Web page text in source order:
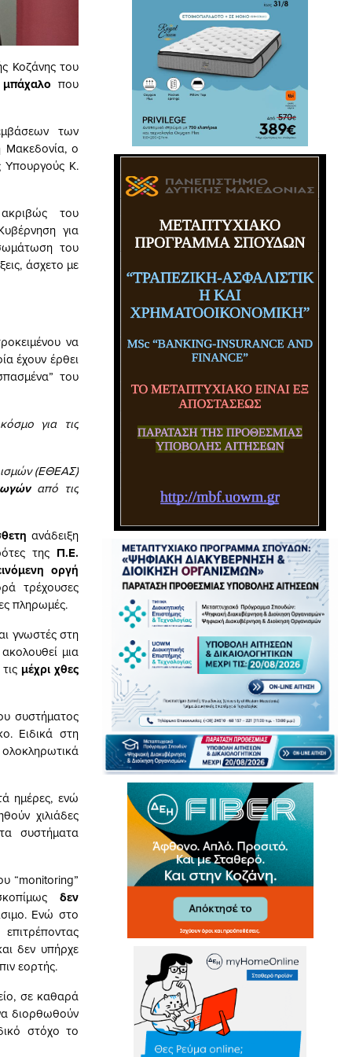
Κοζάνης του
που
των
Μακεδονία, ο
Υπουργούς Κ.
του
για
του
άσχετο με
να
έχουν έρθει
του
για τις
(ΕΘΕΑΣ)
από τις
ανάδειξη
της Π.Ε.
οργή
τρέχουσες
πληρωμές.
γνωστές στη
μια
μέχρι χθες
συστήματος
Ειδικά στη
ημέρες, ενώ
χιλιάδες
συστήματα
“monitoring”
δεν
Ενώ στο
δεν υπήρχε
εορτής.
σε καθαρά
διορθωθούν
στόχο το